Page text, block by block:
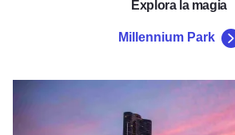
Explora la magia
Millennium Park
Navy Pier